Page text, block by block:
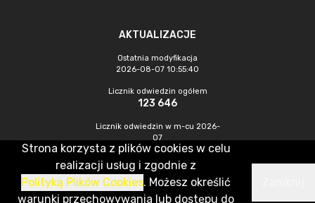
AKTUALIZACJE
Ostatnia modyfikacja
2026-08-07 10:55:40
Licznik odwiedzin ogółem
123 646
Licznik odwiedzin w m-cu 2026-
07
306
CMS & Hosting: Nefeni Sp. z o.o.
Strona korzysta z plików cookies w celu
realizacji usług i zgodnie z
Polityką Plików Cookies. Możesz określić
warunki przechowywania lub dostępu do